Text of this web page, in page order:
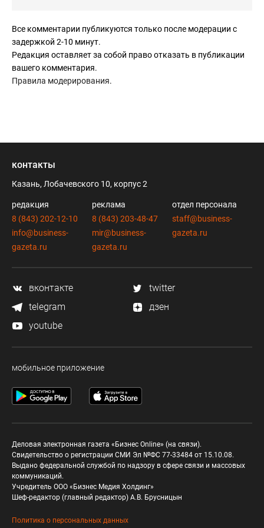
Классический Zero Trust проверяет «кто ты».
Но при ИИ-атаках этого недостаточно.
Добавляется второй уровень:
> «ведёшь ли ты себя как допустимый элемент системы?»
Не просто мониторинг, а замкнутый контур:
– измерение текущего состояния
– сравнение с эталоном
– автоматическая коррекция
– фиксация результата
Если поведение выходит за пределы:
– система переводится в safe mode,
– инициируется эскалация.
4. Активная проверка на ошибки (adversarial validation)
Дополнительно вводится второй агент (или процесс),
> доказать, что текущее решение или поведение системы
– пропущенные угрозы
«пограничные» кейсы
Это особенно важно против ИИ-атак, которые формально
выглядят корректно.
Каждое решение системы фиксируется:
Все комментарии публикуются только после модерации с
задержкой 2-10 минут.
Редакция оставляет за собой право отказать в публикации
вашего комментария.
Правила модерирования.
контакты
Казань, Лобачевского 10, корпус 2
редакция
8 (843) 202-12-10
info@business-
gazeta.ru
реклама
8 (843) 203-48-47
mir@business-
gazeta.ru
отдел персонала
staff@business-
gazeta.ru
вконтакте
twitter
telegram
дзен
youtube
мобильное приложение
Деловая электронная газета «Бизнес Online» (на связи).
Свидетельство о регистрации СМИ Эл №ФС 77-33484 от 15.10.08.
Выдано федеральной службой по надзору в сфере связи и массовых
коммуникаций.
Учредитель ООО «Бизнес Медия Холдинг»
Шеф-редактор (главный редактор) А.В. Брусницын
Политика о персональных данных